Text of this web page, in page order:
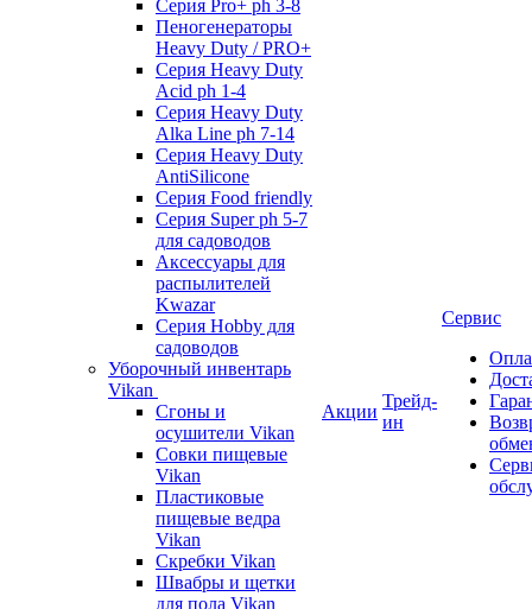
Серия Pro+ ph 3-8
Пеногенераторы
Heavy Duty / PRO+
Серия Heavy Duty
Acid ph 1-4
Серия Heavy Duty
Alka Line ph 7-14
Серия Heavy Duty
AntiSilicone
Серия Food friendly
Серия Super ph 5-7
для садоводов
Аксессуары для
распылителей
Kwazar
Серия Hobby для
садоводов
Уборочный инвентарь
Vikan
Сгоны и
осушители Vikan
Совки пищевые
Vikan
Пластиковые
пищевые ведра
Vikan
Скребки Vikan
Швабры и щетки
для пола Vikan
Акции
Трейд-
ин
Сервис